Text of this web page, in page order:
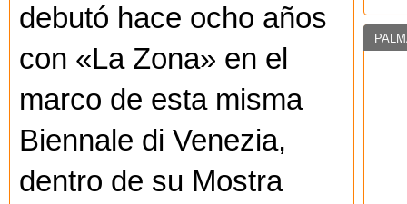
debutó hace ocho años
con «La Zona» en el
marco de esta misma
Biennale di Venezia,
dentro de su Mostra